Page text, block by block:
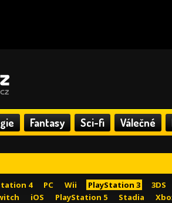
Fantasy Sci-fi Válečné
4 PC Wii PlayStation 3 3DS
iOS PlayStation 5 Stadia